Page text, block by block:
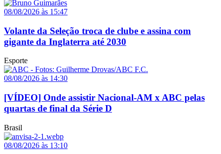
08/08/2026 às 15:47
Volante da Seleção troca de clube e assina com
gigante da Inglaterra até 2030
Esporte
08/08/2026 às 14:30
[VÍDEO] Onde assistir Nacional-AM x ABC pelas
quartas de final da Série D
Brasil
08/08/2026 às 13:10